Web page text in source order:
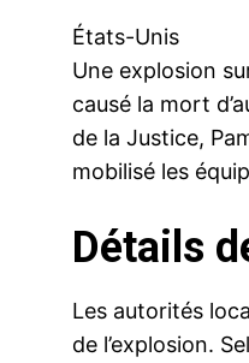
États-Unis
Une explosion
causé la mort
de la Justice,
mobilisé les
Détails
Les autorités
de l’explosion.